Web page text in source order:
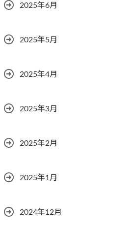
2025年6月
2025年5月
2025年4月
2025年3月
2025年2月
2025年1月
2024年12月